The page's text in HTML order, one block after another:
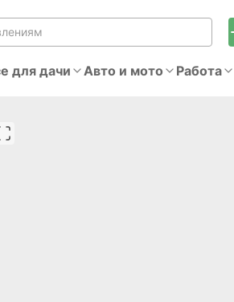
для дачи Авто и мото Работа